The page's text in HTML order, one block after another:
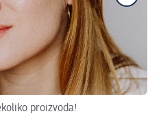
proizvoda!